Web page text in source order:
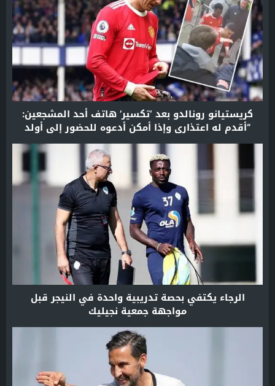
كريستيانو رونالدو بعد ‘تكسير’ هاتف أحد المشجعين:
“أقدم له اعتذاري وإذا أمكن أدعوه للحضور إلى أولد
ترافورد!”
الرجاء يكتفي بحصة تدريبية واحدة في النيجر قبل
مواجهة جمعية نجيليك